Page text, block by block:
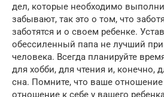
дел, которые необходимо
забывают, так это о том, что
заботятся и о своем ребенке.
обессиленный папа не лучший
человека. Всегда планируйте
для хобби, для чтения и, конечно,
сна. Помните, что ваше
отношение к себе у вашего